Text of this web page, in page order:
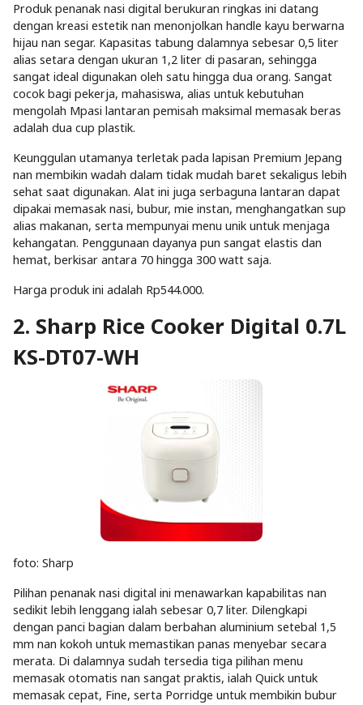
Produk penanak nasi digital berukuran ringkas ini datang
dengan kreasi estetik nan menonjolkan handle kayu berwarna
hijau nan segar. Kapasitas tabung dalamnya sebesar 0,5 liter
alias setara dengan ukuran 1,2 liter di pasaran, sehingga
sangat ideal digunakan oleh satu hingga dua orang. Sangat
cocok bagi pekerja, mahasiswa, alias untuk kebutuhan
mengolah Mpasi lantaran pemisah maksimal memasak beras
adalah dua cup plastik.
Keunggulan utamanya terletak pada lapisan Premium Jepang
nan membikin wadah dalam tidak mudah baret sekaligus lebih
sehat saat digunakan. Alat ini juga serbaguna lantaran dapat
dipakai memasak nasi, bubur, mie instan, menghangatkan sup
alias makanan, serta mempunyai menu unik untuk menjaga
kehangatan. Penggunaan dayanya pun sangat elastis dan
hemat, berkisar antara 70 hingga 300 watt saja.
Harga produk ini adalah Rp544.000.
2. Sharp Rice Cooker Digital 0.7L
KS-DT07-WH
foto: Sharp
Pilihan penanak nasi digital ini menawarkan kapabilitas nan
sedikit lebih lenggang ialah sebesar 0,7 liter. Dilengkapi
dengan panci bagian dalam berbahan aluminium setebal 1,5
mm nan kokoh untuk memastikan panas menyebar secara
merata. Di dalamnya sudah tersedia tiga pilihan menu
memasak otomatis nan sangat praktis, ialah Quick untuk
memasak cepat, Fine, serta Porridge untuk membikin bubur